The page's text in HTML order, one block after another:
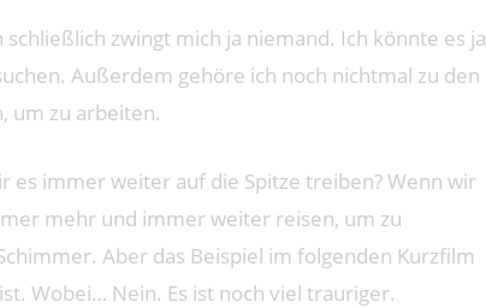
zwingt mich ja niemand. Ich könnte es ja
Außerdem gehöre ich noch nichtmal zu den
um zu arbeiten.
es immer weiter auf die Spitze treiben? Wenn wir
mehr und immer weiter reisen, um zu
Aber das Beispiel im folgenden Kurzfilm
Wobei… Nein. Es ist noch viel trauriger.